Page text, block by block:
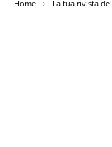
Home La tua rivista